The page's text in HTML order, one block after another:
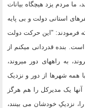
ما مردم یزد هیچگاه بیانات
استانی دولت و بی پایه
فرمودند: "این حرکت دولت
بنده قدردانى میکنم از
به راههاى دور میروند،
همه شهرها از دور و نزدیک
یک مدیرکل را هم هرگز
را، نزدیکِ خودشان مى بینند،